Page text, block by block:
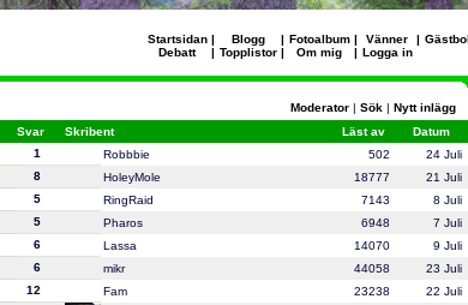
Startsidan | Blogg | Fotoalbum | Vänner |
Debatt
| Topplistor | Om mig | Logga in
Moderator| Sök| Nytt inlägg
Svar Skribent Läst av
Datum
1 Robbbie 502
24 Juli
8 HoleyMole 18777
21 Juli
5 RingRaid 7143
8 Juli
5 Pharos 6948
7 Juli
6 Lassa 14070
9 Juli
6 mikr 44058
23 Juli
12 Fam 23238 22 Juli